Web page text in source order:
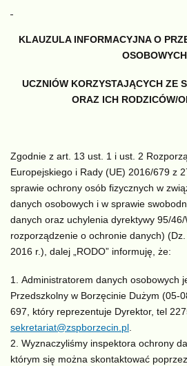
KLAUZULA INFORMACYJNA O
OSOBOWYCH
UCZNIÓW KORZYSTAJĄCYCH ZE
ORAZ ICH RODZICÓW/
Zgodnie z art. 13 ust. 1 i ust. 2
Europejskiego i Rady (UE) 2016/679 z
sprawie ochrony osób fizycznych w
danych osobowych i w sprawie
danych oraz uchylenia dyrektywy 95/
rozporządzenie o ochronie danych)
2016 r.), dalej „RODO” informuję, że:
Administratorem danych osobowych
Przedszkolny w Borzęcinie Dużym (05-
697, który reprezentuje Dyrektor, tel
sekretariat@zspborzecin.pl.
Wyznaczyliśmy inspektora ochrony
którym się można skontaktować